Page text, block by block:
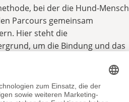
bei der die Hund-Mensch
Parcours gemeinsam
Hier steht die
um die Bindung und das
Höchstleistungen
von Alter, Größe oder